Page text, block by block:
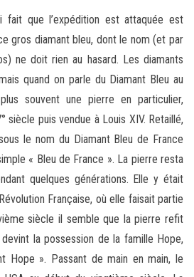
fait que l’expédition est attaquée est
gros diamant bleu, dont le nom (et par
ne doit rien au hasard. Les diamants
quand on parle du Diamant Bleu au
souvent une pierre en particulier,
siècle puis vendue à Louis XIV. Retaillé,
le nom du Diamant Bleu de France
« Bleu de France ». La pierre resta
quelques générations. Elle y était
Française, où elle faisait partie
siècle il semble que la pierre refit
la possession de la famille Hope,
Hope ». Passant de main en main, le